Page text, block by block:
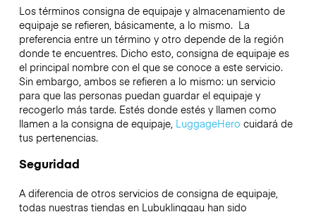
Los términos consigna de equipaje y almacenamiento de
equipaje se refieren, básicamente, a lo mismo. La
preferencia entre un término y otro depende de la región
donde te encuentres. Dicho esto, consigna de equipaje es
el principal nombre con el que se conoce a este servicio.
Sin embargo, ambos se refieren a lo mismo: un servicio
para que las personas puedan guardar el equipaje y
recogerlo más tarde. Estés donde estés y llamen como
llamen a la consigna de equipaje,LuggageHero cuidará de
tus pertenencias.
Seguridad
A diferencia de otros servicios de consigna de equipaje,
todas nuestras tiendas en Lubuklinggau han sido